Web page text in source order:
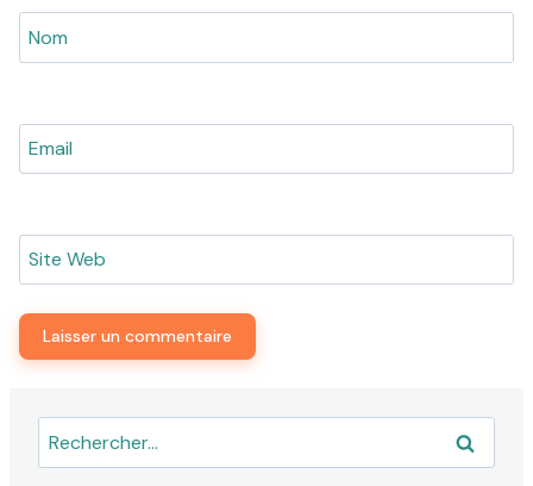
Nom
Email
Site Web
Rechercher :